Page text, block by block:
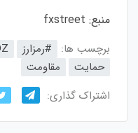
منبع: fxstreet
برچسب ها: #رمزارز
حمایت
مقاومت
اشتراک گذاری: